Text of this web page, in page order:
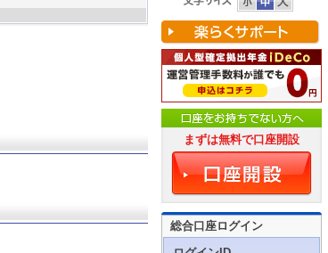
まずは無料で口座開設
総合口座ログイン